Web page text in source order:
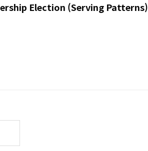
Election (Serving Patterns)